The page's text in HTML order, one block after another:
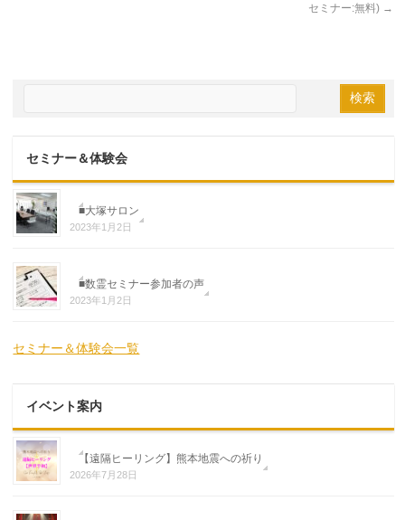
セミナー:無料) →
セミナー＆体験会
■大塚サロン
2023年1月2日
■数霊セミナー参加者の声
2023年1月2日
セミナー＆体験会一覧
イベント案内
【遠隔ヒーリング】熊本地震への祈り
2026年7月28日